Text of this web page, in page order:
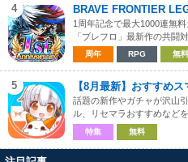
4 BRAVE FRONTIER
1周年記念で最大1000連無
「ブレフロ」最新作の共闘
周年 RPG 無料
5 【8月最新】おすすめ
話題の新作やガチャが沢山
ル、リセマラおすすめなど
特集 無料